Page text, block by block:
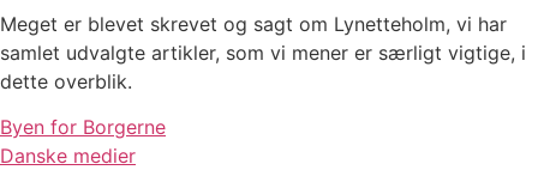
Meget er blevet skrevet og sagt om Lynetteholm, vi har
samlet udvalgte artikler, som vi mener er særligt vigtige, i
dette overblik.
Byen for Borgerne
Danske medier